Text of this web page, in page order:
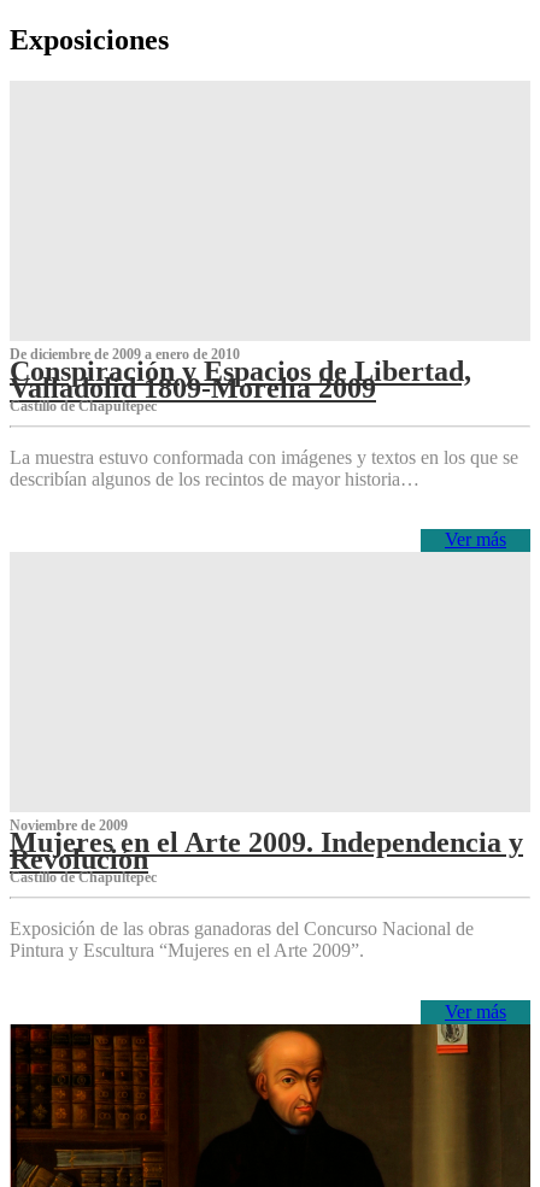
Exposiciones
De diciembre de 2009 a enero de 2010
Conspiración y Espacios de Libertad,
Valladolid 1809-Morelia 2009
Castillo de Chapultepec
La muestra estuvo conformada con imágenes y textos en los que se
describían algunos de los recintos de mayor historia…
Ver más
Noviembre de 2009
Mujeres en el Arte 2009. Independencia y
Revolución
Castillo de Chapultepec
Exposición de las obras ganadoras del Concurso Nacional de
Pintura y Escultura “Mujeres en el Arte 2009”.
Ver más